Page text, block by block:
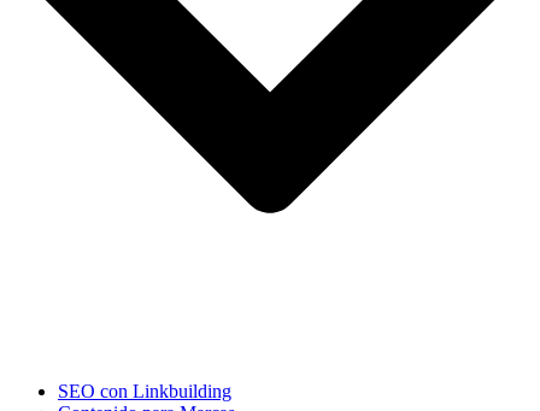
SEO con Linkbuilding